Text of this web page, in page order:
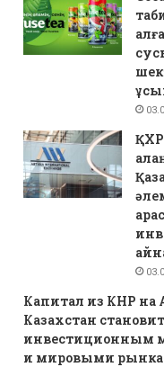
Капитал из КНР на
Казахстан
инвестиционным
и мировыми